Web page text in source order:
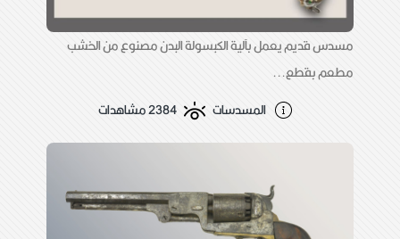
مسدس قديم يعمل بآلية الكبسولة البدن مصنوع من الخشب
مطعم بقطع...
المسدسات
2384 مشاهدات